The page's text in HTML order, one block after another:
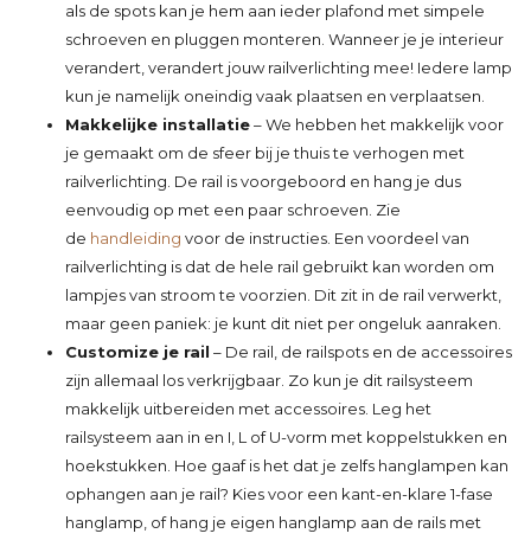
als de spots kan je hem aan ieder plafond met simpele
schroeven en pluggen monteren. Wanneer je je interieur
verandert, verandert jouw railverlichting mee! Iedere lamp
kun je namelijk oneindig vaak plaatsen en verplaatsen.
Makkelijke installatie– We hebben het makkelijk voor
je gemaakt om de sfeer bij je thuis te verhogen met
railverlichting. De rail is voorgeboord en hang je dus
eenvoudig op met een paar schroeven. Zie
de handleiding voor de instructies. Een voordeel van
railverlichting is dat de hele rail gebruikt kan worden om
lampjes van stroom te voorzien. Dit zit in de rail verwerkt,
maar geen paniek: je kunt dit niet per ongeluk aanraken.
Customize je rail – De rail, de railspots en de accessoires
zijn allemaal los verkrijgbaar. Zo kun je dit railsysteem
makkelijk uitbereiden met accessoires. Leg het
railsysteem aan in en I, L of U-vorm met koppelstukken en
hoekstukken. Hoe gaaf is het dat je zelfs hanglampen kan
ophangen aan je rail? Kies voor een kant-en-klare 1-fase
hanglamp, of hang je eigen hanglamp aan de rails met